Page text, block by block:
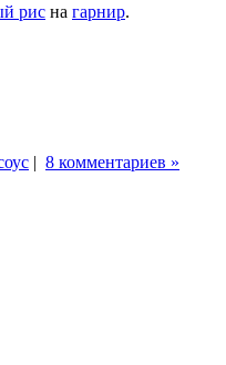
рис на гарнир.
| 8 комментариев »